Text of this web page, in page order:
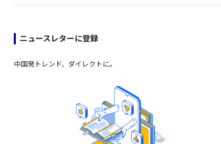
ニュースレターに登録
中国発トレンド、ダイレクトに。